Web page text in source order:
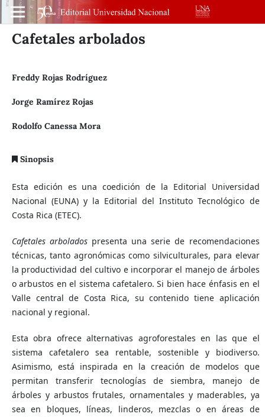
Cafetales arbolados
Freddy Rojas Rodríguez
Jorge Ramírez Rojas
Rodolfo Canessa Mora
Sinopsis
Esta edición es una coedición de la Editorial Universidad
Nacional (EUNA) y la Editorial del Instituto Tecnológico de
Costa Rica (ETEC).
Cafetales arbolados presenta una serie de recomendaciones
técnicas, tanto agronómicas como silviculturales, para elevar
la productividad del cultivo e incorporar el manejo de árboles
o arbustos en el sistema cafetalero. Si bien hace énfasis en el
Valle central de Costa Rica, su contenido tiene aplicación
nacional y regional.
Esta obra ofrece alternativas agroforestales en las que el
sistema cafetalero sea rentable, sostenible y biodiverso.
Asimismo, está inspirada en la creación de modelos que
permitan transferir tecnologías de siembra, manejo de
árboles y arbustos frutales, ornamentales y maderables, ya
sea en bloques, líneas, linderos, mezclas o en áreas de